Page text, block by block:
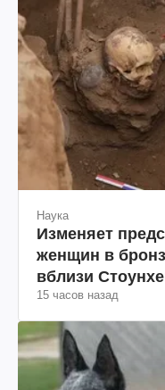
Политика
Запад
проверить
Вчера
Наука
Изменяет